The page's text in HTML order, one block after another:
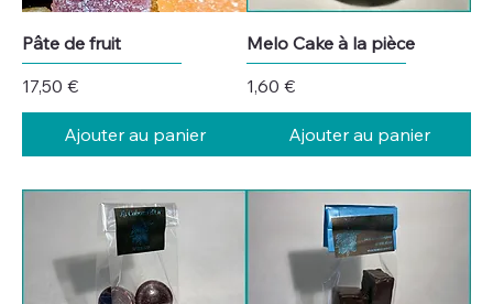
Pâte de fruit
Prix
17,50 €
Ajouter au panier
Melo Cake à la pièce
Prix
1,60 €
Ajouter au panier